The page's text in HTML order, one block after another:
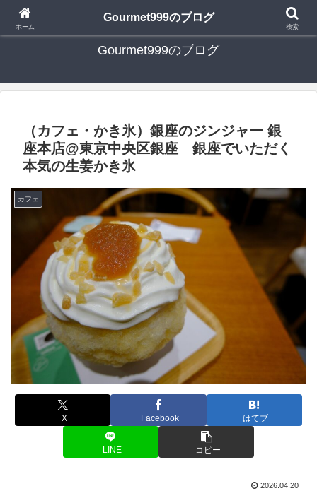
日々の食べ歩き・たまに行く旅行・子供とのお出かけを書いたブログです
Gourmet999のブログ
（カフェ・かき氷）銀座のジンジャー 銀
座本店@東京中央区銀座 銀座でいただく
本気の生姜かき氷
カフェ
X Facebook はてブ
LINE コピー
2026.04.20
ホーム
Gourmet999のブログ
検索